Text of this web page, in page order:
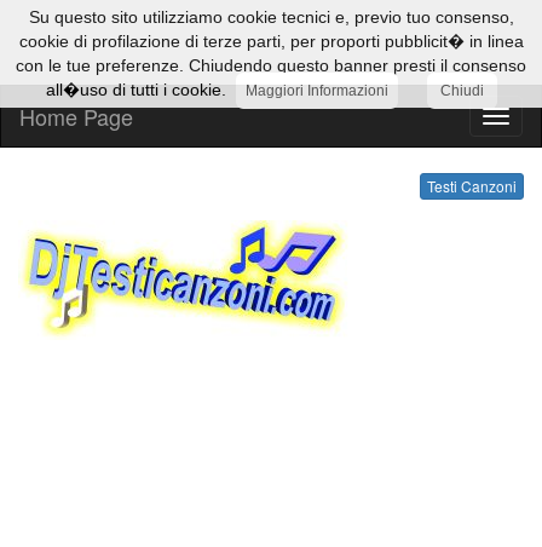
Testi
Home Page
Testi Canzoni
Su questo sito utilizziamo cookie tecnici e, previo tuo consenso,
cookie di profilazione di terze parti, per proporti pubblicit� in linea
con le tue preferenze. Chiudendo questo banner presti il consenso
all�uso di tutti i cookie.
Maggiori Informazioni Chiudi